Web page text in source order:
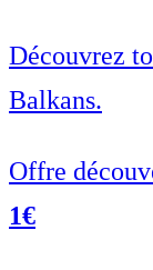
Découvrez
Balkans.
Offre
1€